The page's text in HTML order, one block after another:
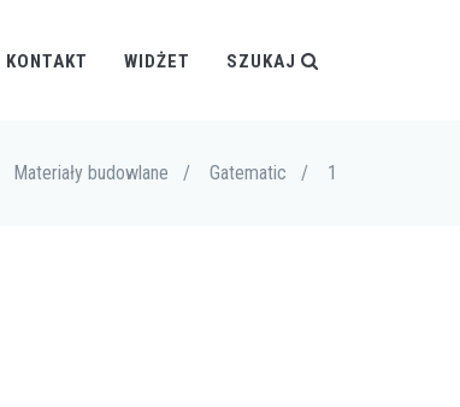
KONTAKT WIDŻET SZUKAJ
Materiały budowlane / Gatematic / 1